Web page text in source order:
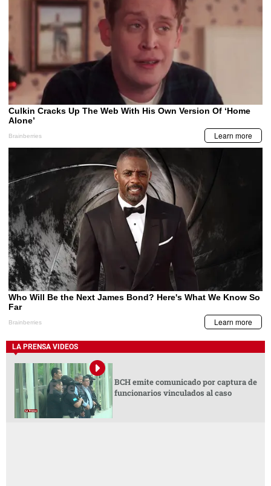
LA PRENSA VIDEOS
BCH emite comunicado por captura de
funcionarios vinculados al caso